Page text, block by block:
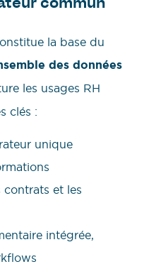
commun
la base du
des données
les usages RH
clés :
unique
contrats et les
intégrée,